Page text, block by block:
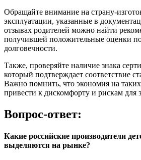
Обращайте внимание на страну-
эксплуатации, указанные в
отзывах родителей можно найти
получившей положительные оценки по
долговечности.
Также, проверяйте наличие знака
который подтверждает соответствие
Важно помнить, что экономия на
привести к дискомфорту и рискам для
Вопрос-ответ:
Какие российские производители
выделяются на рынке?